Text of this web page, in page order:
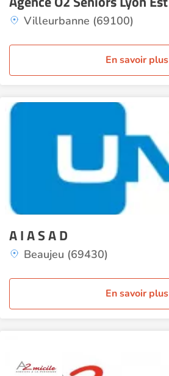
Villeurbanne (69100)
En savoir plus
A I A S A D
Beaujeu (69430)
En savoir plus